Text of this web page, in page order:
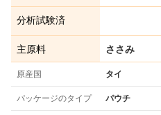
分析試験済
主原料 ささみ
原産国 タイ
パッケージのタイプ パウチ